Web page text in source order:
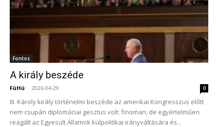
Fontos
A király beszéde
FüHü - 2026-04-29 0
III. Károly király történelmi beszéde az amerikai Kongresszus előtt
nem csupán diplomáciai gesztus volt: finoman, de egyértelműen
reagált az Egyesült Államok külpolitikai irányváltására és...